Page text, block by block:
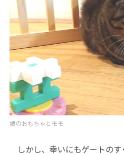
娘のおもちゃとモモ
しかし、幸いにもゲートの